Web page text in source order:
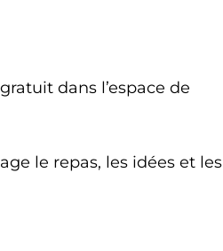
dans l’espace de
le repas, les idées et les